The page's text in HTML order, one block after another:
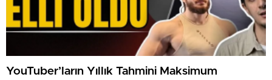
YouTuber’ların Yıllık Tahmini Maksimum